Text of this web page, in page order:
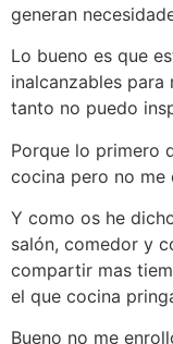
generan
Lo bueno es que
inalcanzables
tanto no puedo
Porque lo primero
cocina pero no me
Y como os he
salón, comedor y
compartir mas
el que cocina
Bueno no me